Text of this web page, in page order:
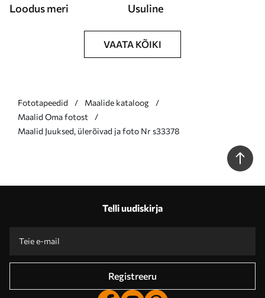
Loodus meri Usuline
VAATA KÕIKI
Fototapeedid
Maalide kataloog
Maalid Oma fotost
Maalid Juuksed, ülerõivad ja foto Nr s33378
Telli uudiskirja
Registreeru